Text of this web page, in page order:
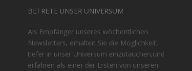
BETRETE UNSER UNIVERSUM
Als Empfänger unseres wöchentlichen
Newsletters, erhalten Sie die Möglichkeit,
tiefer in unser Universum einzutauchen,und
erfahren als einer der Ersten von unseren